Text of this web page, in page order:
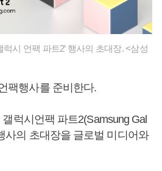
시 언팩 파트2’ 행사의 초대장. <삼성
팩행사를 준비한다.
럭시언팩 파트2(Samsung Gal
사의 초대장을 글로벌 미디어와